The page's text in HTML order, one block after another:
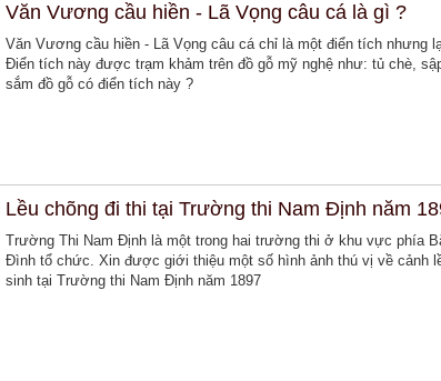
Văn Vương cầu hiền - Lã Vọng câu cá là gì ?
Văn Vương cầu hiền - Lã Vọng câu cá chỉ là một điển tích nhưng
Điển tích này được trạm khảm trên đồ gỗ mỹ nghệ như: tủ chè,
sắm đồ gỗ có điển tích này ?
Lều chõng đi thi tại Trường thi Nam Định năm
Trường Thi Nam Định là một trong hai trường thi ở khu vực phía
Đình tổ chức. Xin được giới thiệu một số hình ảnh thú vị về cảnh
sinh tại Trường thi Nam Định năm 1897